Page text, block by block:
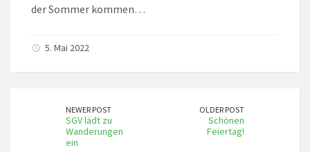
der Sommer kommen…
5. Mai 2022
NEWER POST
SGV lädt zu
Wanderungen
ein
OLDER POST
Schönen
Feiertag!